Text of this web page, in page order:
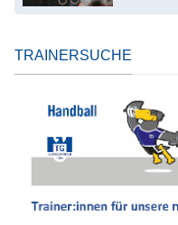
TRAINERSUCHE